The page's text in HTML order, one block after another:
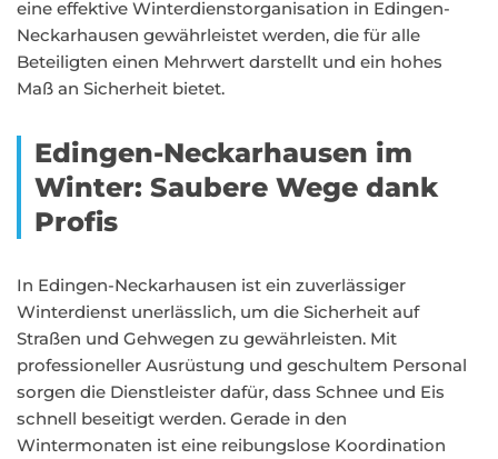
eine effektive Winterdienstorganisation in Edingen-
Neckarhausen gewährleistet werden, die für alle
Beteiligten einen Mehrwert darstellt und ein hohes
Maß an Sicherheit bietet.
Edingen-Neckarhausen im
Winter: Saubere Wege dank
Profis
In Edingen-Neckarhausen ist ein zuverlässiger
Winterdienst unerlässlich, um die Sicherheit auf
Straßen und Gehwegen zu gewährleisten. Mit
professioneller Ausrüstung und geschultem Personal
sorgen die Dienstleister dafür, dass Schnee und Eis
schnell beseitigt werden. Gerade in den
Wintermonaten ist eine reibungslose Koordination